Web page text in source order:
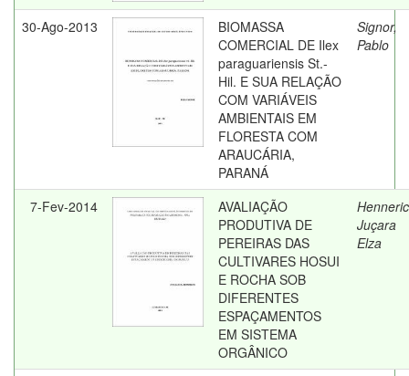
30-Ago-2013
BIOMASSA
COMERCIAL DE Ilex
paraguariensis St.-
Hil. E SUA RELAÇÃO
COM VARIÁVEIS
AMBIENTAIS EM
FLORESTA COM
ARAUCÁRIA,
PARANÁ
Signor,
Pablo
7-Fev-2014
AVALIAÇÃO
PRODUTIVA DE
PEREIRAS DAS
CULTIVARES HOSUI
E ROCHA SOB
DIFERENTES
ESPAÇAMENTOS
EM SISTEMA
ORGÂNICO
Juçara
Elza